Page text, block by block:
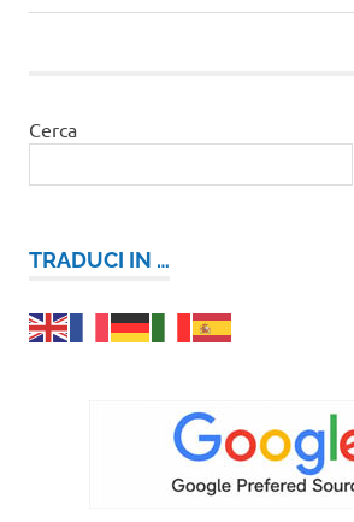
articolisuccessivo:
Cerca
TRADUCI IN …